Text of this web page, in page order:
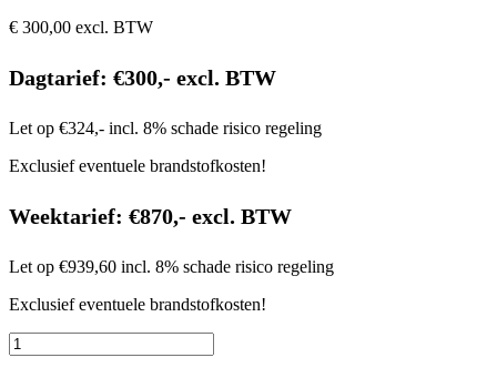
€ 300,00 excl. BTW
Dagtarief: €300,- excl. BTW
Let op €324,- incl. 8% schade risico regeling
Exclusief eventuele brandstofkosten!
Weektarief: €870,- excl. BTW
Let op €939,60 incl. 8% schade risico regeling
Exclusief eventuele brandstofkosten!
Spinhoogwerker
20,15m